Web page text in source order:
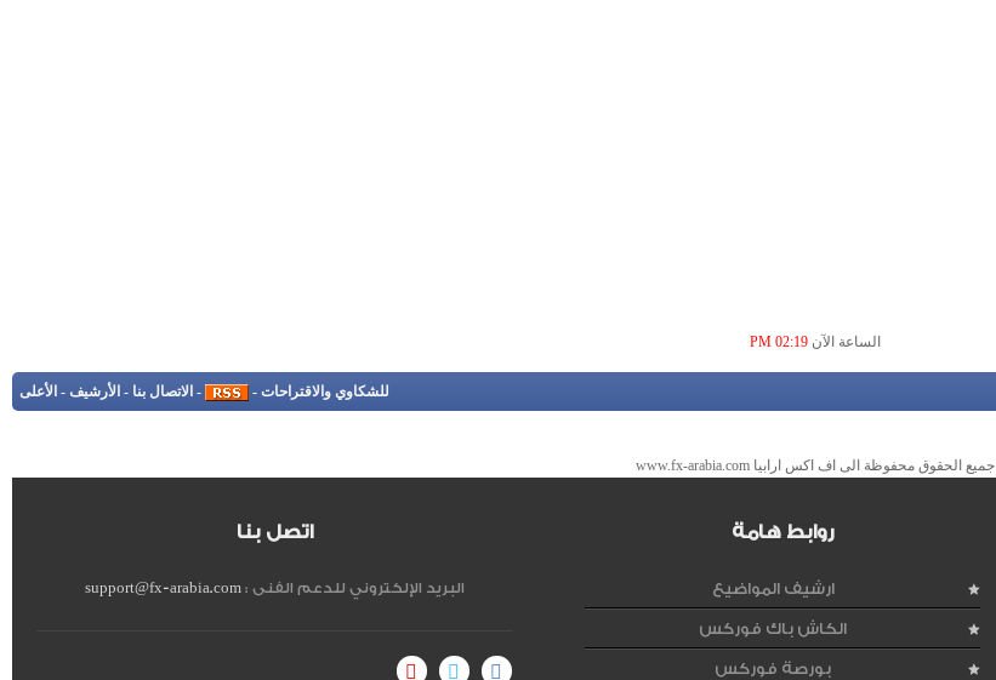
الساعة الآن 02:19 PM
للشكاوي والاقتراحات -
- الاتصال بنا - الأرشيف - الأعلى
جميع الحقوق محفوظة الى اف اكس ارابيا www.fx-arabia.com
روابط هامة
ارشيف المواضيع
الكاش باك فوركس
بورصة فوركس
اتصل بنا
البريد الإلكتروني للدعم الفنى :support@fx-arabia.com